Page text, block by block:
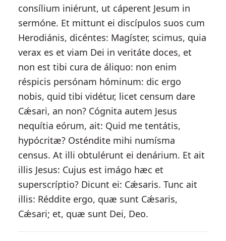
consílium iniérunt, ut cáperent Jesum in
sermóne. Et mittunt ei discípulos suos cum
Herodiánis, dicéntes: Magíster, scimus, quia
verax es et viam Dei in veritáte doces, et
non est tibi cura de áliquo: non enim
réspicis persónam hóminum: dic ergo
nobis, quid tibi vidétur, licet censum dare
Cǽsari, an non? Cógnita autem Jesus
nequítia eórum, ait: Quid me tentátis,
hypócritæ? Osténdite mihi numísma
census. At illi obtulérunt ei denárium. Et ait
illis Jesus: Cujus est imágo hæc et
superscríptio? Dicunt ei: Cǽsaris. Tunc ait
illis: Réddite ergo, quæ sunt Cǽsaris,
Cǽsari; et, quæ sunt Dei, Deo.